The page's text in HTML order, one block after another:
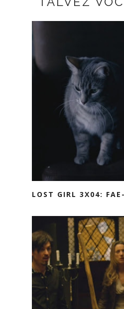
LOST GIRL 3X04: